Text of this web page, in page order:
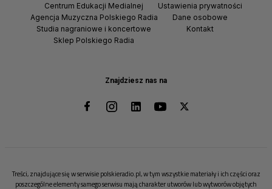
Znajdziesz nas na
Centrum Edukacji Medialnej
Agencja Muzyczna Polskiego Radia
Studia nagraniowe i koncertowe
Sklep Polskiego Radia
Ustawienia prywatności
Dane osobowe
Kontakt
Treści, znajdujące się w serwisie polskieradio.pl, w tym wszystkie materiały i ich części oraz
poszczególne elementy samego serwisu mają charakter utworów lub wytworów objętych